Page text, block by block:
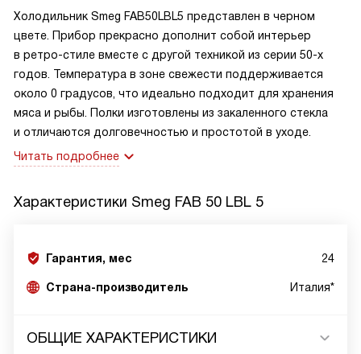
Холодильник Smeg FAB50LBL5 представлен в черном
цвете. Прибор прекрасно дополнит собой интерьер
в ретро-стиле вместе с другой техникой из серии 50-х
годов. Температура в зоне свежести поддерживается
около 0 градусов, что идеально подходит для хранения
мяса и рыбы. Полки изготовлены из закаленного стекла
и отличаются долговечностью и простотой в уходе.
Читать подробнее
Характеристики Smeg FAB 50 LBL 5
Гарантия, мес 24
Страна-производитель Италия*
ОБЩИЕ ХАРАКТЕРИСТИКИ